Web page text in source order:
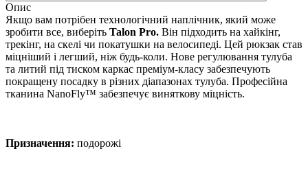
Опис
Якщо вам потрібен технологічний наплічник, який може
зробити все, виберіть Talon Pro. Він підходить на хайкінг,
трекінг, на скелі чи покатушки на велосипеді. Цей рюкзак став
міцніший і легший, ніж будь-коли. Нове регулювання тулуба
та литий під тиском каркас преміум-класу забезпечують
покращену посадку в різних діапазонах тулуба. Професійна
тканина NanoFly™ забезпечує виняткову міцність.
Призначення: подорожі